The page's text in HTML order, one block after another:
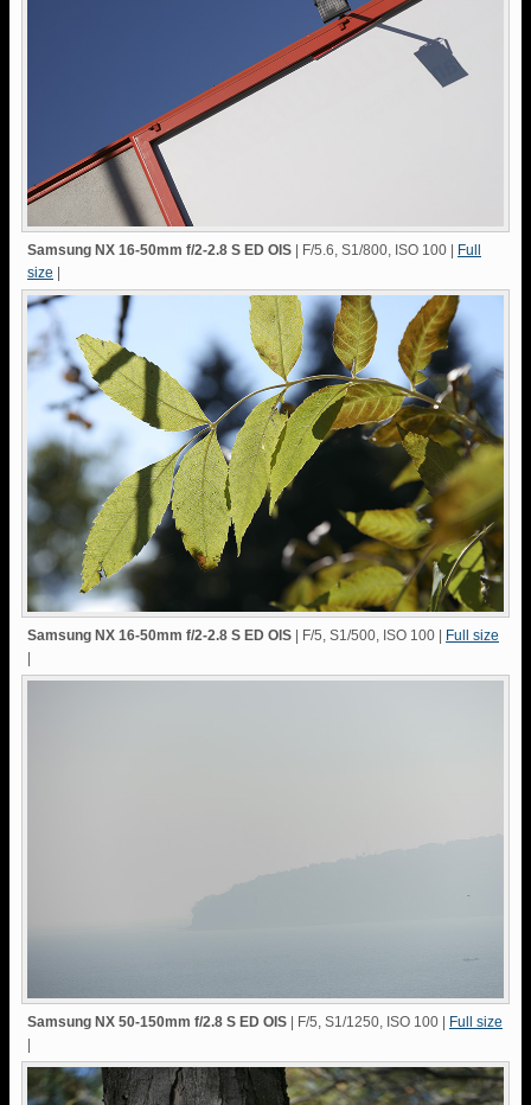
Samsung NX 16-50mm f/2-2.8 S ED OIS | F/5.6, S1/800, ISO 100 | Full
size |
Samsung NX 16-50mm f/2-2.8 S ED OIS | F/5, S1/500, ISO 100 |
Full size
Samsung NX 50-150mm f/2.8 S ED OIS | F/5, S1/1250, ISO 100 |
Full size